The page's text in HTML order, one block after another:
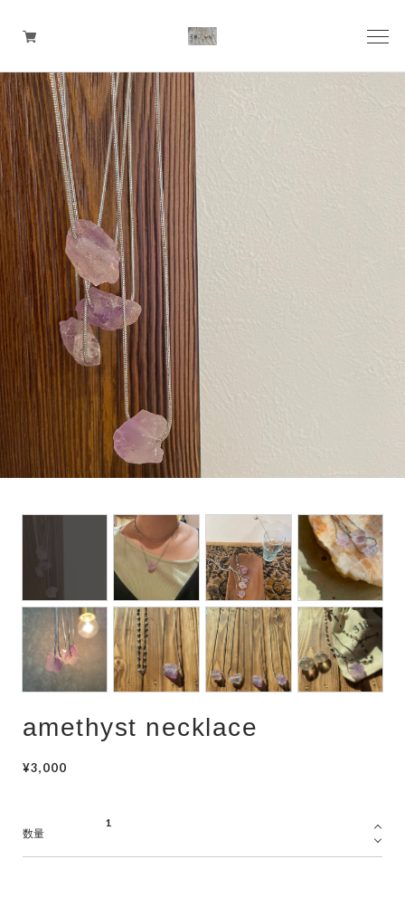
pierce
earring
ring
ear cuff
necklace
bangle
bracelet
hair accessory
choker
amethyst necklace
¥3,000
数量